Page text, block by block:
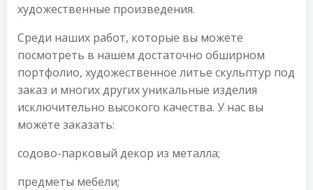
художественные произведения.
Среди наших работ, которые вы можете
посмотреть в нашем достаточно обширном
портфолио, художественное литье скульптур под
заказ и многих других уникальные изделия
исключительно высокого качества. У нас вы
можете заказать:
содово-парковый декор из металла;
предметы мебели;